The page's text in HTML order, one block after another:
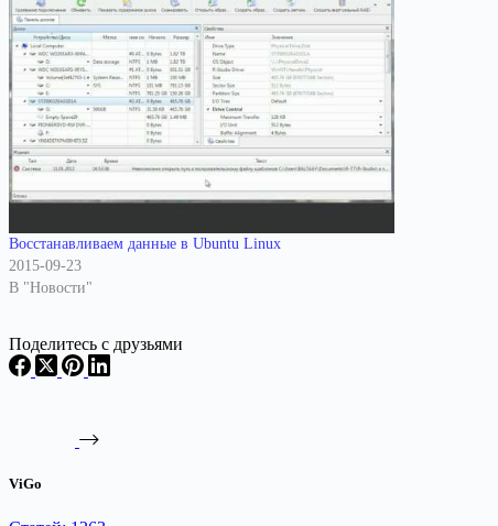
Восстанавливаем данные в Ubuntu Linux
2015-09-23
В "Новости"
Поделитесь с друзьями
ViGo